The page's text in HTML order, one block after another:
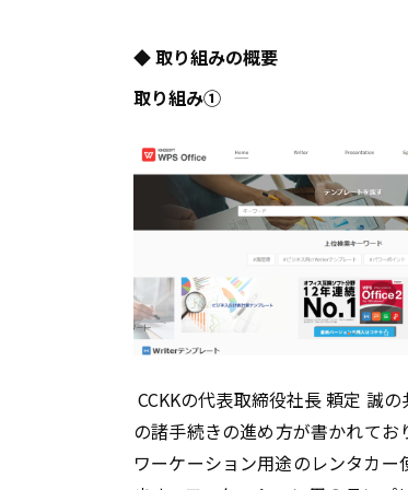
◆ 取り組みの概要
取り組み①
CCKKの代表取締役社長 頼定 誠
の諸手続きの進め方が書かれてお
ワーケーション用途のレンタカ